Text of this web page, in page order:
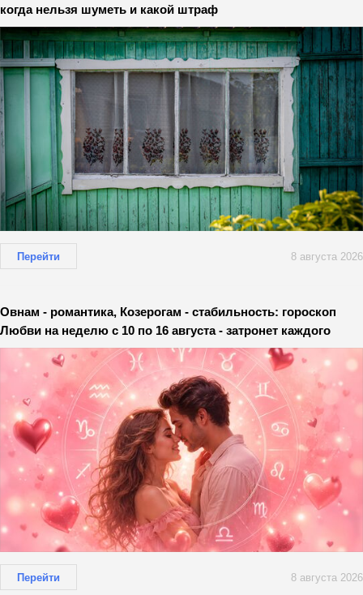
когда нельзя шуметь и какой штраф
Перейти 8 августа 2026
Овнам - романтика, Козерогам - стабильность: гороскоп
Любви на неделю с 10 по 16 августа - затронет каждого
Перейти 8 августа 2026